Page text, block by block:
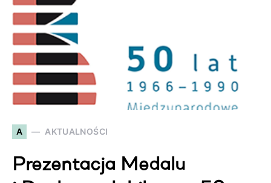
A AKTUALNOŚCI
Prezentacja Medalu